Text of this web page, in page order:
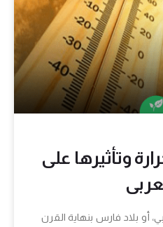
وتأثيرها على
أو بلاد فارس بنهاية القرن